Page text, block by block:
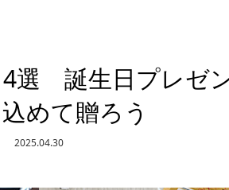
選 誕生日プレゼ
めて贈ろう
2025.04.30